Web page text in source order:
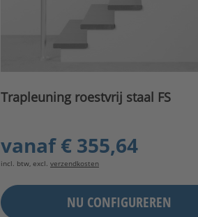
Trapleuning roestvrij staal FS
vanaf€ 355,64
incl. btw, excl. verzendkosten
NU CONFIGUREREN